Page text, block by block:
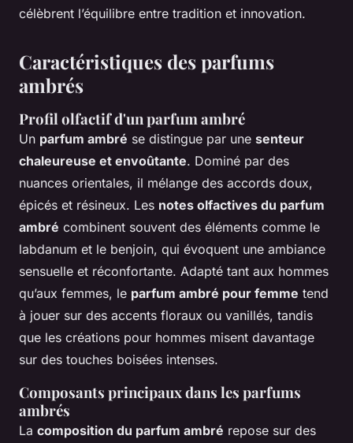
célèbrent l’équilibre entre tradition et innovation.
Caractéristiques des parfums
ambrés
Profil olfactif d'un parfum ambré
Un parfum ambré se distingue par une senteur
chaleureuse et envoûtante. Dominé par des
nuances orientales, il mélange des accords doux,
épicés et résineux. Les notes olfactives du parfum
ambré combinent souvent des éléments comme le
labdanum et le benjoin, qui évoquent une ambiance
sensuelle et réconfortante. Adapté tant aux hommes
qu’aux femmes, le parfum ambré pour femme tend
à jouer sur des accents floraux ou vanillés, tandis
que les créations pour hommes misent davantage
sur des touches boisées intenses.
Composants principaux dans les parfums
ambrés
La composition du parfum ambré repose sur des